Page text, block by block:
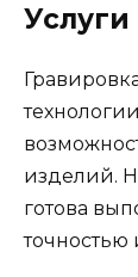
изделий.
готова
точностью